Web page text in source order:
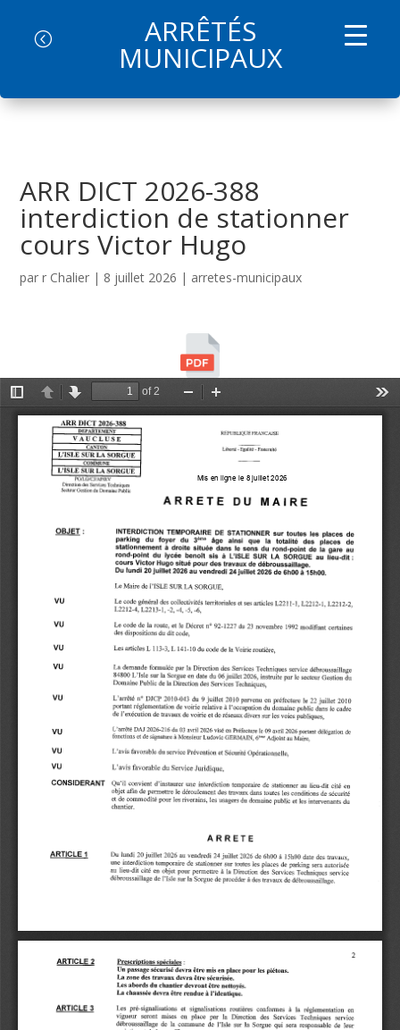
ARRÊTÉS
MUNICIPAUX
ARR DICT 2026-388
interdiction de stationner
cours Victor Hugo
parr Chalier | 8 juillet 2026 | arretes-municipaux